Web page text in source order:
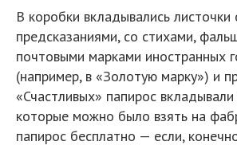
В коробки вкладывались листочки
предсказаниями, со стихами,
почтовыми марками иностранных
(например, в «Золотую марку») и
«Счастливых» папирос
которые можно было взять на
папирос бесплатно — если,